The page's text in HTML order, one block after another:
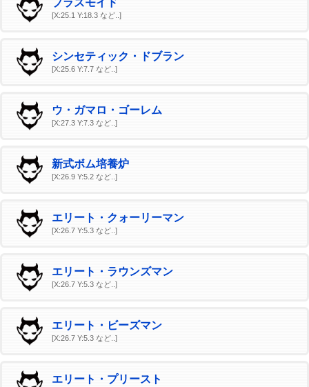
プラズモイド
[X:25.1 Y:18.3 など..]
シンセティック・ドブラン
[X:25.6 Y:7.7 など..]
ウ・ガマロ・ゴーレム
[X:27.3 Y:7.3 など..]
新式ボム培養炉
[X:26.9 Y:5.2 など..]
エリート・クォーリーマン
[X:26.7 Y:5.3 など..]
エリート・ラウンズマン
[X:26.7 Y:5.3 など..]
エリート・ビーズマン
[X:26.7 Y:5.3 など..]
エリート・プリースト